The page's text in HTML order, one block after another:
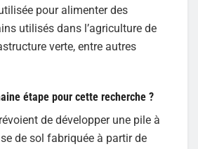
pour alimenter des
utilisés dans l’agriculture de
verte, entre autres
étape pour cette recherche ?
de développer une pile à
de sol fabriquée à partir de